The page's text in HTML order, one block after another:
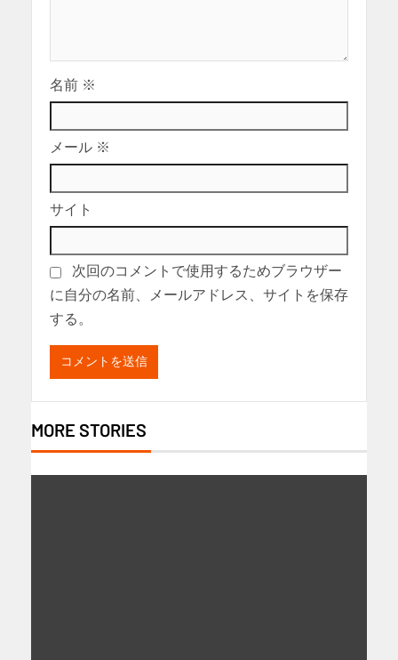
名前 ※
メール ※
サイト
次回のコメントで使用するためブラウザー
に自分の名前、メールアドレス、サイトを保存
する。
MORE STORIES